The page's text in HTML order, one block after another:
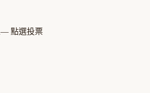
— 點選投票